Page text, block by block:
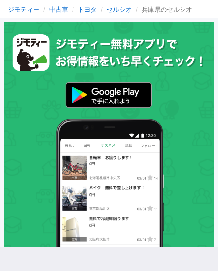
ジモティー 中古車 トヨタ セルシオ 兵庫県のセルシオ